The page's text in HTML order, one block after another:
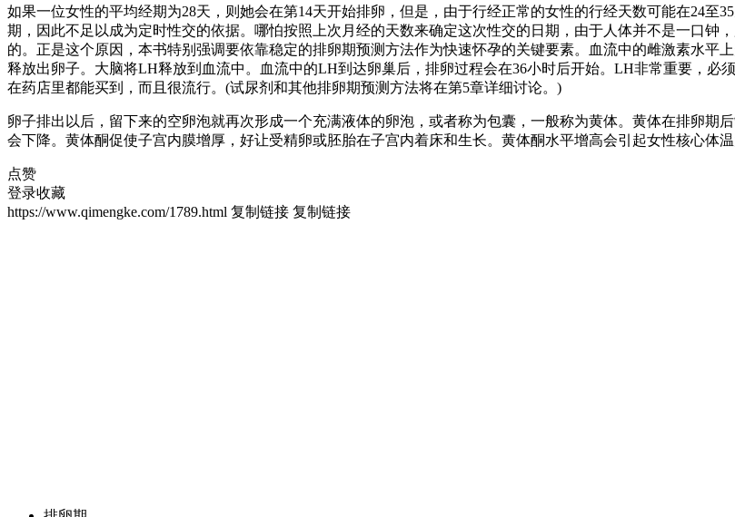
如果一位女性的平均经期为28天，则她会在第14天开始排卵，但是，由于行经正常的女性的行经天数可能在24至
期，因此不足以成为定时性交的依据。哪怕按照上次月经的天数来确定这次性交的日期，由于人体并不是一口钟
的。正是这个原因，本书特别强调要依靠稳定的排卵期预测方法作为快速怀孕的关键要素。血流中的雌激素水平
释放出卵子。大脑将LH释放到血流中。血流中的LH到达卵巢后，排卵过程会在36小时后开始。LH非常重要，必
在药店里都能买到，而且很流行。(试尿剂和其他排卵期预测方法将在第5章详细讨论。)
卵子排出以后，留下来的空卵泡就再次形成一个充满液体的卵泡，或者称为包囊，一般称为黄体。黄体在排卵期
会下降。黄体酮促使子宫内膜增厚，好让受精卵或胚胎在子宫内着床和生长。黄体酮水平增高会引起女性核心体
点赞
登录收藏
https://www.qimengke.com/1789.html 复制链接 复制链接